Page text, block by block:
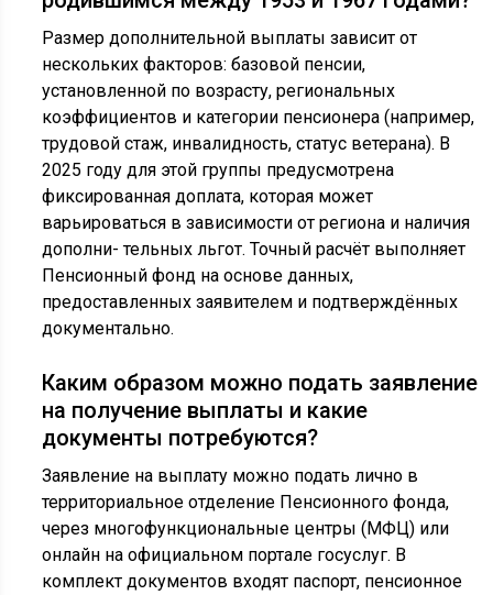
Размер дополнительной выплаты зависит от
нескольких факторов: базовой пенсии,
установленной по возрасту, региональных
коэффициентов и категории пенсионера (например,
трудовой стаж, инвалидность, статус ветерана). В
2025 году для этой группы предусмотрена
фиксированная доплата, которая может
варьироваться в зависимости от региона и наличия
дополни- тельных льгот. Точный расчёт выполняет
Пенсионный фонд на основе данных,
предоставленных заявителем и подтверждённых
документально.
Каким образом можно подать заявление
на получение выплаты и какие
документы потребуются?
Заявление на выплату можно подать лично в
территориальное отделение Пенсионного фонда,
через многофункциональные центры (МФЦ) или
онлайн на официальном портале госуслуг. В
комплект документов входят паспорт, пенсионное